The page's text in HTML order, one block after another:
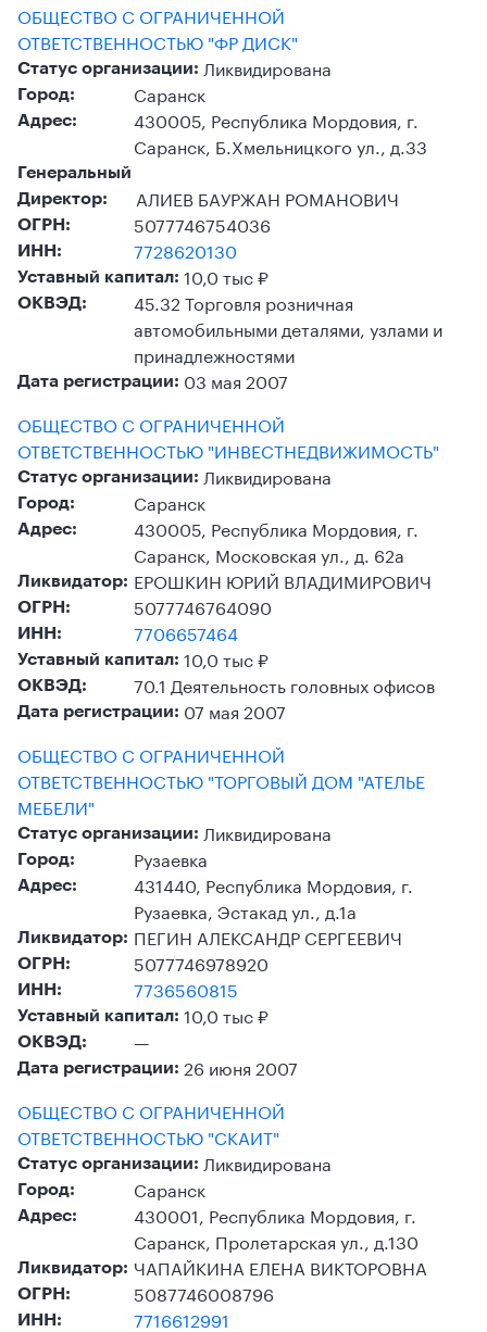
ОБЩЕСТВО С ОГРАНИЧЕННОЙ
ОТВЕТСТВЕННОСТЬЮ "ФР ДИСК"
Статус организации: Ликвидирована
Город: Саранск
Адрес:
430005, Республика Мордовия, г.
Саранск, Б.Хмельницкого ул., д.33
Генеральный
Директор:
АЛИЕВ БАУРЖАН РОМАНОВИЧ
ОГРН: 5077746754036
ИНН: 7728620130
Уставный капитал: 10,0 тыс ₽
ОКВЭД:
45.32 Торговля розничная
автомобильными деталями, узлами и
принадлежностями
Дата регистрации: 03 мая 2007
ОБЩЕСТВО С ОГРАНИЧЕННОЙ
ОТВЕТСТВЕННОСТЬЮ "ИНВЕСТНЕДВИЖИМОСТЬ"
Статус организации: Ликвидирована
Город: Саранск
Адрес:
430005, Республика Мордовия, г.
Саранск, Московская ул., д. 62а
Ликвидатор: ЕРОШКИН ЮРИЙ ВЛАДИМИРОВИЧ
ОГРН: 5077746764090
ИНН: 7706657464
Уставный капитал: 10,0 тыс ₽
ОКВЭД: 70.1 Деятельность головных офисов
Дата регистрации: 07 мая 2007
ОБЩЕСТВО С ОГРАНИЧЕННОЙ
ОТВЕТСТВЕННОСТЬЮ "ТОРГОВЫЙ ДОМ "АТЕЛЬЕ
МЕБЕЛИ"
Статус организации: Ликвидирована
Город: Рузаевка
Адрес:
431440, Республика Мордовия, г.
Рузаевка, Эстакад ул., д.1а
Ликвидатор: ПЕГИН АЛЕКСАНДР СЕРГЕЕВИЧ
ОГРН: 5077746978920
ИНН: 7736560815
Уставный капитал: 10,0 тыс ₽
ОКВЭД: —
Дата регистрации: 26 июня 2007
ОБЩЕСТВО С ОГРАНИЧЕННОЙ
ОТВЕТСТВЕННОСТЬЮ "СКАИТ"
Статус организации: Ликвидирована
Город: Саранск
Адрес:
430001, Республика Мордовия, г.
Саранск, Пролетарская ул., д.130
Ликвидатор: ЧАПАЙКИНА ЕЛЕНА ВИКТОРОВНА
ОГРН: 5087746008796
ИНН:
7716612991